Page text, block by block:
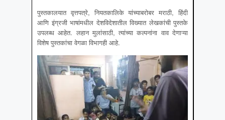
पुस्तकालयात वृत्तपत्रे, नियतकालिके यांच्याबरोबर मराठी, हिंदी
आणि इंग्रजी भाषांमधील देशविदेशातील विख्यात लेखकांची पुस्तके
उपलब्ध आहेत. लहान मुलांसाठी, त्यांच्या कल्पनांना वाव देणाऱ्या
विशेष पुस्तकांचा वेगळा विभागही आहे.